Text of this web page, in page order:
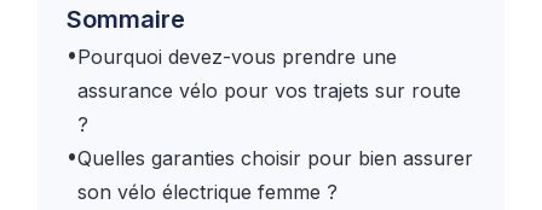
Sommaire
•Pourquoi devez-vous prendre une
assurance vélo pour vos trajets sur route
?
•Quelles garanties choisir pour bien assurer
son vélo électrique femme ?